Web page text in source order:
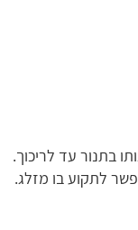
בתנור עד לריכוך.
לתקוע בו מזלג.